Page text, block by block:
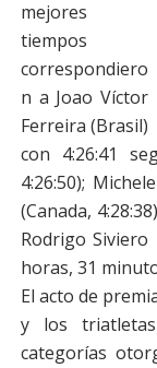
mejores
tiempos
correspondiero
n a Joao Víctor
Ferreira (Brasil)
con 4:26:41
4:26:50);
(Canada,
Rodrigo
horas, 31
El acto de
y los
categorías